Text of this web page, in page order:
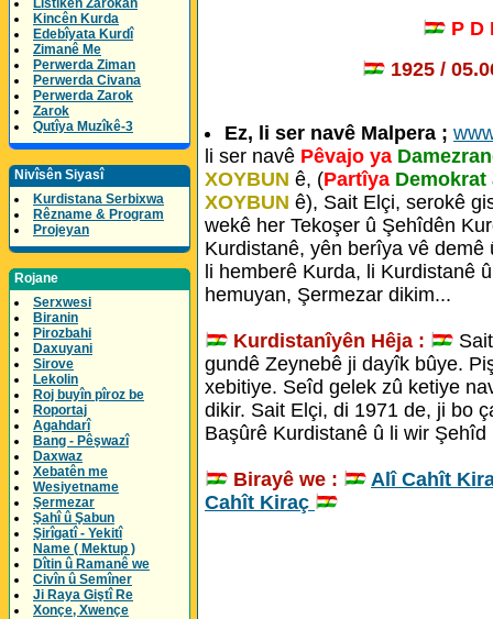
Listikên Zarokan
Kincên Kurda
Edebîyata Kurdî
Zimanê Me
Perwerda Ziman
Perwerda Civana
Perwerda Zarok
Zarok
Qutîya Muzîkê-3
Nivîsên Siyasî
Kurdistana Serbixwa
Rêzname & Program
Projeyan
Rojane
Serxwesi
Biranin
Pirozbahi
Daxuyani
Sirove
Lekolin
Roj buyîn pîroz be
Roportaj
Agahdarî
Bang - Pêşwazî
Daxwaz
Xebatên me
Wesiyetname
Şermezar
Şahî û Şabun
Şirîgatî - Yekitî
Name ( Mektup )
Dîtin û Ramanê we
Civîn û Semîner
Ji Raya Giştî Re
Xonçe, Xwençe
P D
1925 /
Ez, li ser navê Malpera ;
li ser navê Pêvajo ya
XOYBUN ê, (Partîya
XOYBUN ê), Sait Elçi, serokê
wekê her Tekoşer û Şehîdên
Kurdistanê, yên berîya vê
li hemberê Kurda, li Kurdistanê
hemuyan, Şermezar dikim...
Kurdistanîyên Hêja :
gundê Zeynebê ji dayîk bûye.
xebitiye. Seîd gelek zû ketiye
dikir. Sait Elçi, di 1971 de, ji bo
Başûrê Kurdistanê û li wir Şehîd
Birayê we :
Alî Cahît
Cahît Kiraç